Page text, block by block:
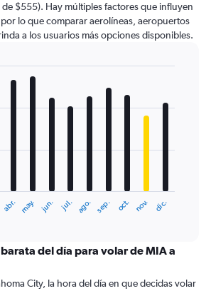
$555). Hay múltiples factores que influyen
lo que comparar aerolíneas, aeropuertos
a los usuarios más opciones disponibles.
abr. may. jun. jul. ago. sep. oct. nov. dic.
barata del día para volar de MIA a
City, la hora del día en que decidas volar